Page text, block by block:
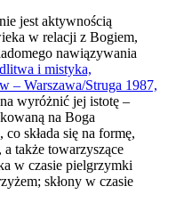
jest aktywnością
w relacji z Bogiem,
nawiązywania
i mistyka,
– Warszawa/Struga 1987,
wyróżnić jej istotę –
na Boga
składa się na formę,
także towarzyszące
w czasie pielgrzymki
skłony w czasie